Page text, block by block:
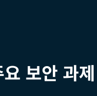
보안 과제